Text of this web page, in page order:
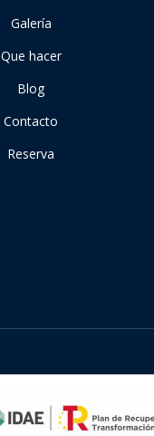
Galería
Que hacer
Blog
Contacto
Reserva